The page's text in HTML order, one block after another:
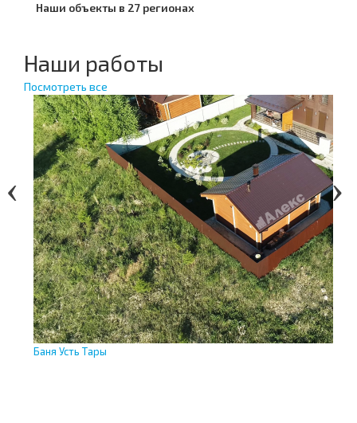
Наши объекты в 27 регионах
Наши работы
Посмотреть все
Баня Усть Тары